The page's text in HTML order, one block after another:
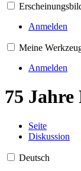
Anmelden
Meine
Anmelden
75
Seite
Diskussion
Deutsch